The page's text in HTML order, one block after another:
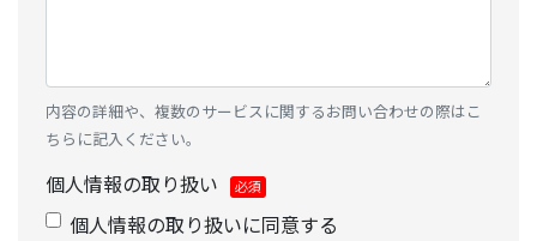
内容の詳細や、複数のサービスに関するお問い合わせの際はこ
ちらに記入ください。
個人情報の取り扱い
個人情報の取り扱いに同意する